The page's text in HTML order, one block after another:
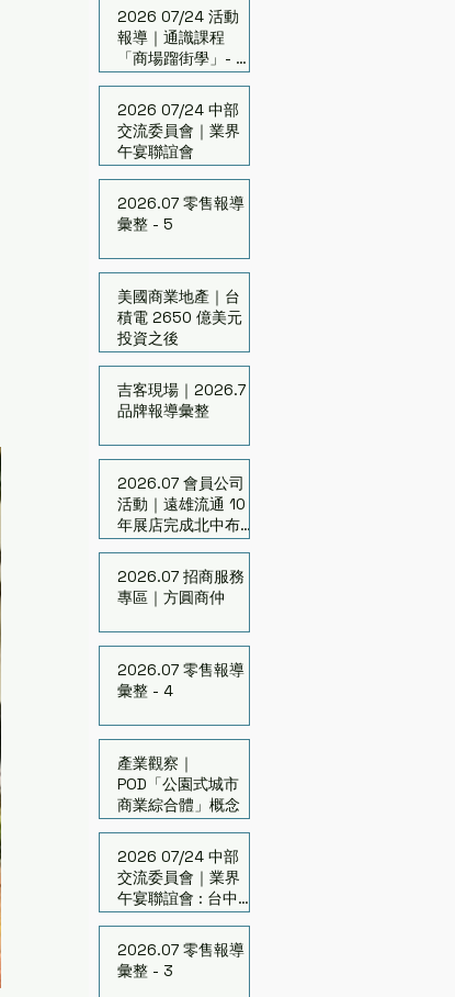
2026 07/24 活動
報導｜通識課程
「商場蹓街學」- 台
中場
2026 07/24 中部
交流委員會｜業界
午宴聯誼會
2026.07 零售報導
彙整 - 5
美國商業地產｜台
積電 2650 億美元
投資之後
吉客現場｜2026.7
品牌報導彙整
2026.07 會員公司
活動｜遠雄流通 10
年展店完成北中布
局
2026.07 招商服務
專區｜方圓商仲
2026.07 零售報導
彙整 - 4
產業觀察｜
POD「公園式城市
商業綜合體」概念
2026 07/24 中部
交流委員會｜業界
午宴聯誼會 : 台中的
跨界與翻轉
2026.07 零售報導
彙整 - 3